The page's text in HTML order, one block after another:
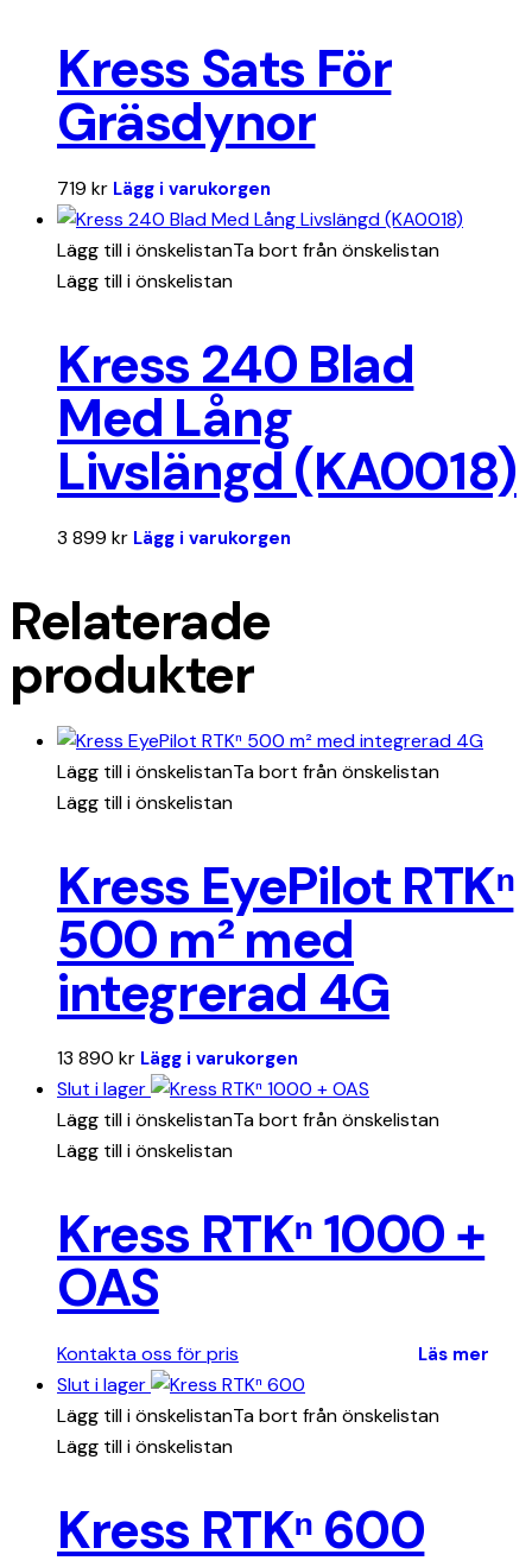
Kress Sats För
Gräsdynor
719 kr Lägg i varukorgen
Lägg till i önskelistanTa bort från önskelistan
Lägg till i önskelistan
Kress 240 Blad
Med Lång
Livslängd (KA0018)
3 899 kr Lägg i varukorgen
Relaterade
produkter
Lägg till i önskelistanTa bort från önskelistan
Lägg till i önskelistan
Kress EyePilot RTKⁿ
500 m² med
integrerad 4G
13 890 kr Lägg i varukorgen
Slut i lager
Lägg till i önskelistanTa bort från önskelistan
Lägg till i önskelistan
Kress RTKⁿ 1000 +
OAS
Kontakta oss för pris Läs mer
Slut i lager
Lägg till i önskelistanTa bort från önskelistan
Lägg till i önskelistan
Kress RTKⁿ 600